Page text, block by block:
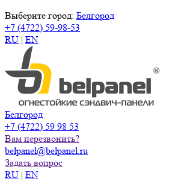
Выберите город: Белгород
+7 (4722) 59-98-53
RU | EN
Белгород
+7 (4722) 59 98 53
Вам перезвонить?
belpanel@belpanel.ru
Задать вопрос
RU | EN